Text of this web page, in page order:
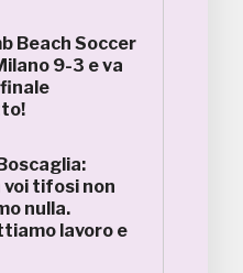
Beach Soccer
9-3 e va
voi tifosi non
nulla.
lavoro e